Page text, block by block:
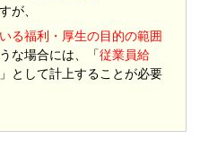
が、
る福利・厚生の目的の範囲
な場合には、「従業員給
」として計上することが必要